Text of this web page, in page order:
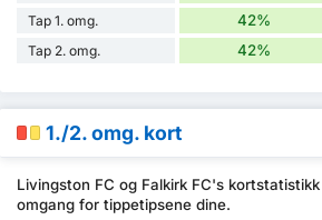
Tap 1. omg. 42%
Tap 2. omg. 42%
1./2. omg. kort
Livingston FC og Falkirk FC's
omgang for tippetipsene dine.